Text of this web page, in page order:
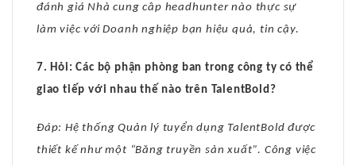
đánh giá Nhà cung câp headhunter nào thực sự
làm việc với Doanh nghiệp bạn hiệu quả, tin cậy.
7. Hỏi: Các bộ phận phòng ban trong công ty có thể
giao tiếp với nhau thế nào trên TalentBold?
Đáp: Hệ thống Quản lý tuyển dụng TalentBold được
thiết kế như một “Băng truyền sản xuất”. Công việc